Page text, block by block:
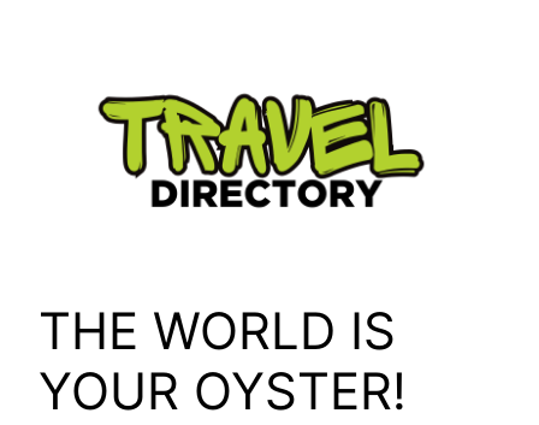
THE WORLD IS
YOUR OYSTER!